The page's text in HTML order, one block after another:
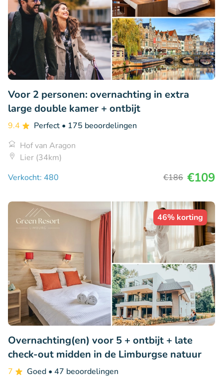
Voor 2 personen: overnachting in extra
large double kamer + ontbijt
9.4 Perfect • 175 beoordelingen
Hof van Aragon
Lier (34km)
Verkocht: 480
€186 €109
46% korting
Overnachting(en) voor 5 + ontbijt + late
check-out midden in de Limburgse natuur
7 Goed • 47 beoordelingen